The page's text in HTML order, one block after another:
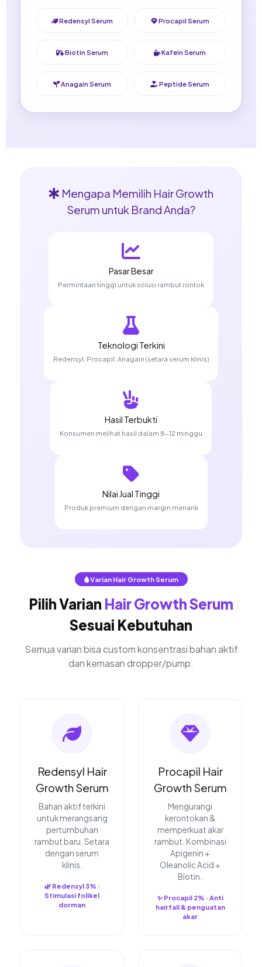
Redensyl Serum Procapil Serum
Biotin Serum Kafein Serum
Anagain Serum Peptide Serum
Mengapa Memilih Hair Growth
Serum untuk Brand Anda?
Pasar Besar
Permintaan tinggi untuk solusi rambut rontok
Teknologi Terkini
Redensyl, Procapil, Anagain (setara serum klinis)
Hasil Terbukti
Konsumen melihat hasil dalam 8-12 minggu
Nilai Jual Tinggi
Produk premium dengan margin menarik
Varian Hair Growth Serum
Pilih Varian Hair Growth Serum
Sesuai Kebutuhan
Semua varian bisa custom konsentrasi bahan aktif
dan kemasan dropper/pump.
Redensyl Hair
Growth Serum
Bahan aktif terkini
untuk merangsang
pertumbuhan
rambut baru. Setara
dengan serum
klinis.
🌿 Redensyl 3% ·
Stimulasi folikel
dorman
Procapil Hair
Growth Serum
Mengurangi
kerontokan &
memperkuat akar
rambut. Kombinasi
Apigenin +
Oleanolic Acid +
Biotin.
✨ Procapil 2% · Anti
hairfall & penguatan
akar